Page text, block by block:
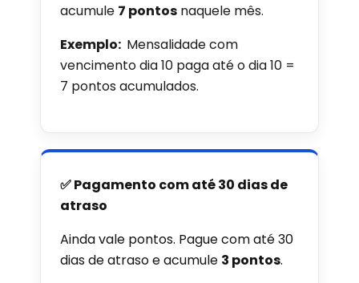
acumule 7 pontos naquele mês.
Exemplo: Mensalidade com
vencimento dia 10 paga até o dia 10 =
7 pontos acumulados.
✅ Pagamento com até 30 dias de
atraso
Ainda vale pontos. Pague com até 30
dias de atraso e acumule 3 pontos.